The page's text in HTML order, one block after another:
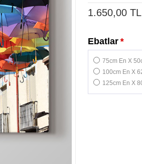
1.650,00 TL
*
Ebatlar
75cm En X
100cm En X
125cm En X